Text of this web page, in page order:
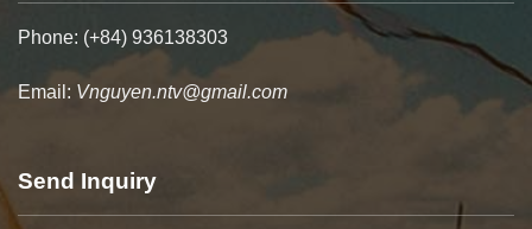
Phone: (+84) 936138303
Email: Vnguyen.ntv@gmail.com
Send Inquiry